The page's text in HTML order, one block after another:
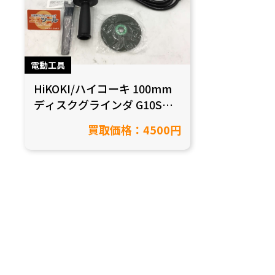
電動工具
HiKOKI/ハイコーキ 100mm
ディスクグラインダ G10SH6
市/工具買取】買取価格：4500円